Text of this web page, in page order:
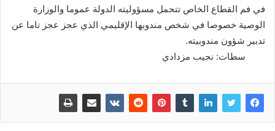
في فم القطاع الخاص تتحمل مسؤوليته الدولة عموما والوزارة
الوصية خصوصا في شخص مندوبها الإقليمي الذي عجز عجز تاما عن
تدبير شؤون مندوبيته.
سطات: نجيب مزدادي